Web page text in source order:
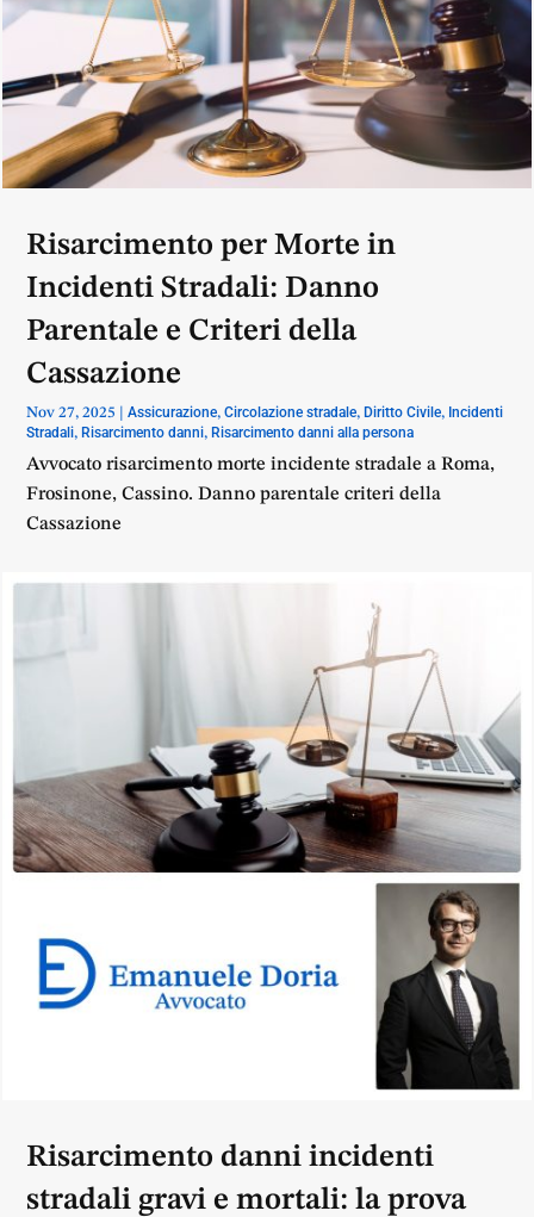
Risarcimento per Morte in
Incidenti Stradali: Danno
Parentale e Criteri della
Cassazione
Nov 27, 2025 |Assicurazione,Circolazione stradale, Diritto Civile, Incidenti
Stradali, Risarcimento danni, Risarcimento danni alla persona
Avvocato risarcimento morte incidente stradale a Roma,
Frosinone, Cassino. Danno parentale criteri della
Cassazione
Risarcimento danni incidenti
stradali gravi e mortali: la prova